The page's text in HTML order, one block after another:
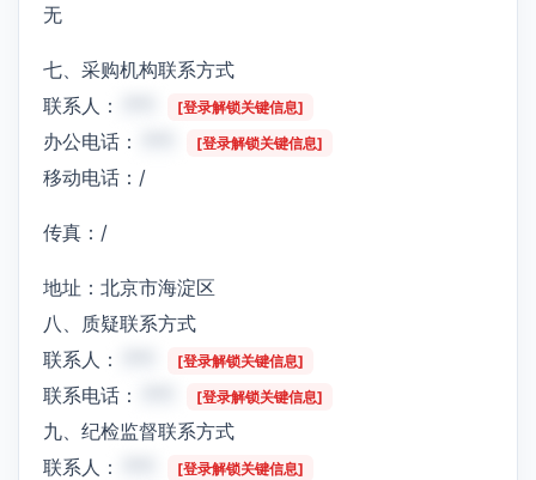
无
七、采购机构联系方式
联系人：
[登录解锁关键信息]
办公电话： [登录解锁关键信息]
移动电话：/
传真：/
地址：北京市海淀区
八、质疑联系方式
联系人：
[登录解锁关键信息]
联系电话： [登录解锁关键信息]
九、纪检监督联系方式
联系人：
[登录解锁关键信息]